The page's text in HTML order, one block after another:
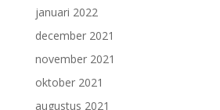
januari 2022
december 2021
november 2021
oktober 2021
augustus 2021